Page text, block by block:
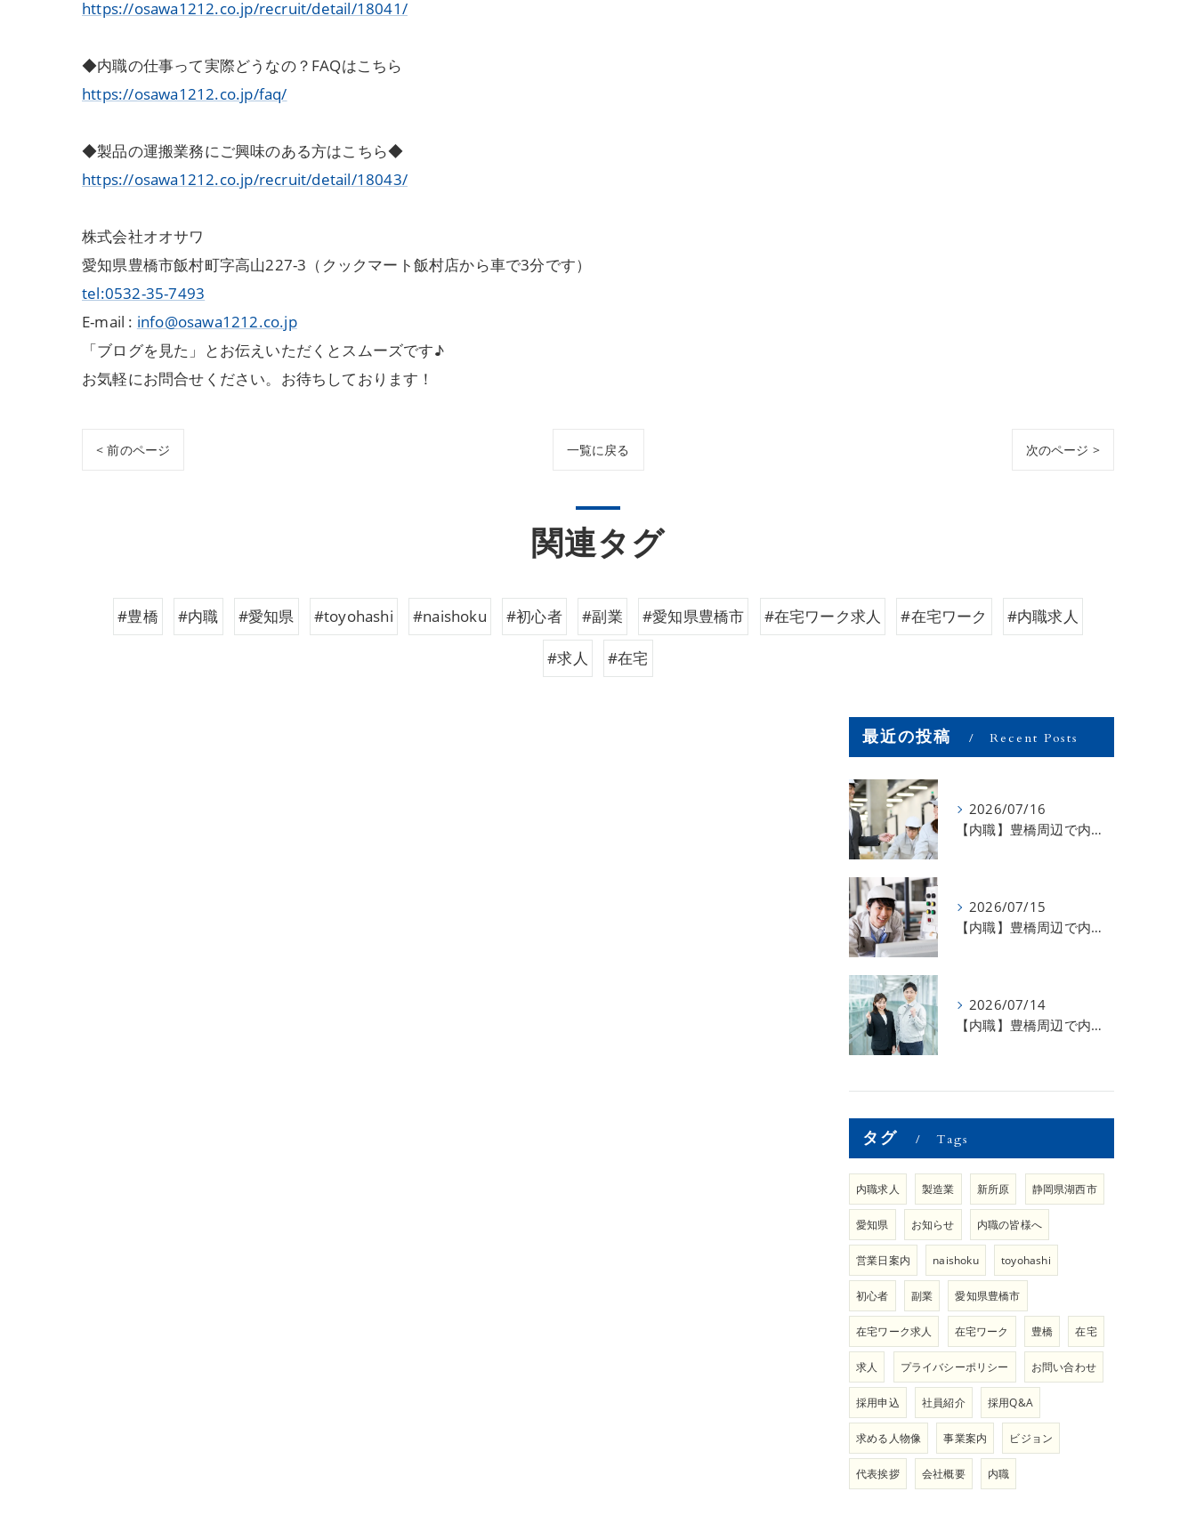
https://osawa1212.co.jp/recruit/detail/18041/
◆内職の仕事って実際どうなの？FAQはこちら
https://osawa1212.co.jp/faq/
◆製品の運搬業務にご興味のある方はこちら◆
https://osawa1212.co.jp/recruit/detail/18043/
株式会社オオサワ
愛知県豊橋市飯村町字高山227-3（クックマート飯村店から車で3分です）
tel:0532-35-7493
E-mail : info@osawa1212.co.jp
「ブログを見た」とお伝えいただくとスムーズです♪
お気軽にお問合せください。お待ちしております！
< 前のページ 一覧に戻る 次のページ >
関連タグ
#豊橋 #内職 #愛知県 #toyohashi #naishoku #初心者 #副業 #愛知県豊橋市 #在宅ワーク求人 #在宅ワーク #内職求人
#求人 #在宅
最近の投稿 Recent Posts
2026/07/16
【内職】豊橋周辺で内職のお仕事を探している方募集中！【お仕事の内容】
2026/07/15
【内職】豊橋周辺で内職のお仕事を探している方募集中！【急な学級閉鎖も安心】
2026/07/14
【内職】豊橋周辺で内職のお仕事を探している方募集中！【内職さまのお声②】
タグ Tags
内職求人 製造業 新所原 静岡県湖西市
愛知県 お知らせ 内職の皆様へ
営業日案内 naishoku toyohashi
初心者 副業 愛知県豊橋市
在宅ワーク求人 在宅ワーク 豊橋 在宅
求人 プライバシーポリシー お問い合わせ
採用申込 社員紹介 採用Q&A
求める人物像 事業案内 ビジョン
代表挨拶 会社概要 内職